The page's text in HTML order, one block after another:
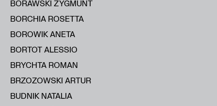
BORAWSKI ZYGMUNT
BORCHIA ROSETTA
BOROWIK ANETA
BORTOT ALESSIO
BRYCHTA ROMAN
BRZOZOWSKI ARTUR
BUDNIK NATALIA